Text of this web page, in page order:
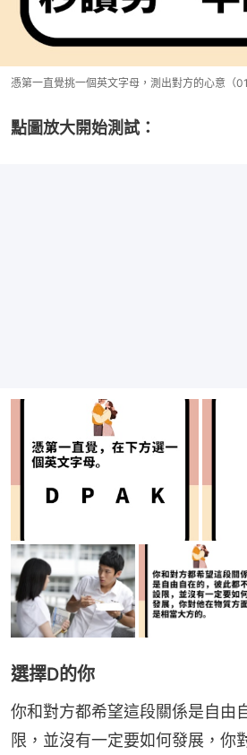
憑第一直覺挑一個英文字母，測出對方的心意（01
點圖放大開始測試：
選擇D的你
你和對方都希望這段關係是自由
限，並沒有一定要如何發展，你